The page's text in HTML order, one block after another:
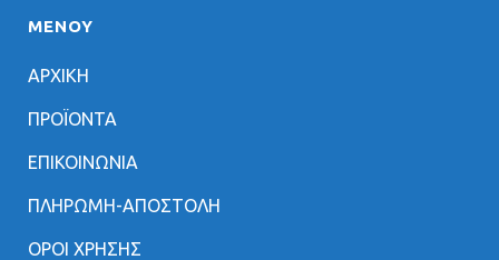
ΜΕΝΟΥ
ΑΡΧΙΚΗ
ΠΡΟΪΟΝΤΑ
ΕΠΙΚΟΙΝΩΝΙΑ
ΠΛΗΡΩΜΗ-ΑΠΟΣΤΟΛΗ
ΟΡΟΙ ΧΡΗΣΗΣ